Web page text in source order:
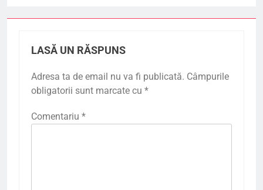
LASĂ UN RĂSPUNS
Adresa ta de email nu va fi publicată. Câmpurile
obligatorii sunt marcate cu *
Comentariu *